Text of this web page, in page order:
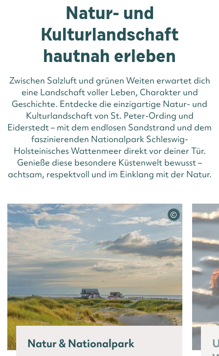
Natur- und
Kulturlandschaft
hautnah erleben
Zwischen Salzluft und grünen Weiten erwartet dich
eine Landschaft voller Leben, Charakter und
Geschichte. Entdecke die einzigartige Natur- und
Kulturlandschaft von St. Peter-Ording und
Eiderstedt – mit dem endlosen Sandstrand und dem
faszinierenden Nationalpark Schleswig-
Holsteinisches Wattenmeer direkt vor deiner Tür.
Genieße diese besondere Küstenwelt bewusst –
achtsam, respektvoll und im Einklang mit der Natur.
Natur & Nationalpark
©